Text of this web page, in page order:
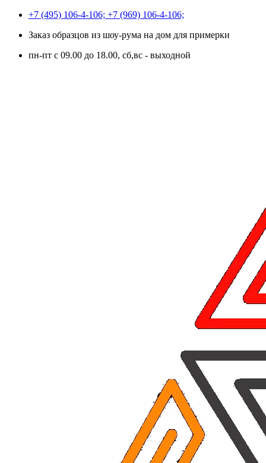
+7 (495) 106-4-106; +7 (969) 106-4-106;
Заказ образцов из шоу-рума на дом для примерки
пн-пт с 09.00 до 18.00, сб,вс - выходной